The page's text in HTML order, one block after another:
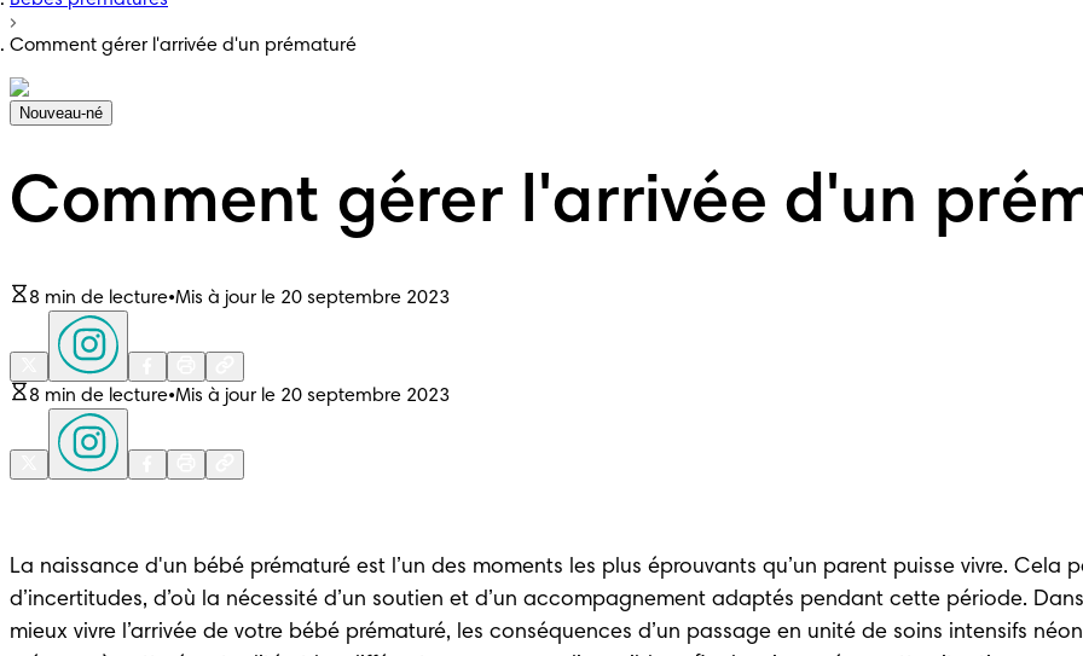
Comment gérer l'arrivée d'un prématuré
Nouveau-né
Comment gérer l'arrivée d'un
8 min de lecture•Mis à jour le 20 septembre 2023
8 min de lecture•Mis à jour le 20 septembre 2023
La naissance d'un bébé prématuré est l’un des moments les plus éprouvants qu’un parent puisse vivre.
d’incertitudes, d’où la nécessité d’un soutien et d’un accompagnement adaptés pendant cette période.
mieux vivre l’arrivée de votre bébé prématuré, les conséquences d’un passage en unité de soins intensifs